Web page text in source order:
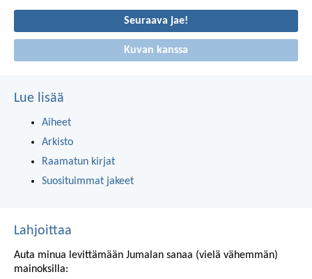
Seuraava jae!
Kuvan kanssa
Lue lisää
Aiheet
Arkisto
Raamatun kirjat
Suosituimmat jakeet
Lahjoittaa
Auta minua levittämään Jumalan sanaa (vielä vähemmän)
mainoksilla: